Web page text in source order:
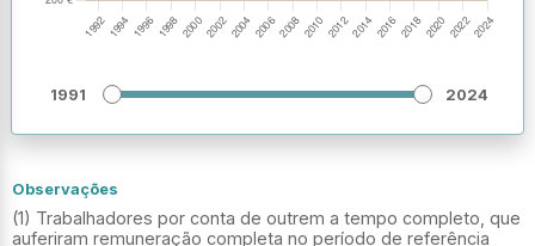
1991 2024
Observações
(1) Trabalhadores por conta de outrem a tempo completo, que
auferiram remuneração completa no período de referência